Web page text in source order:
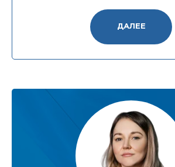
ДАЛЕЕ